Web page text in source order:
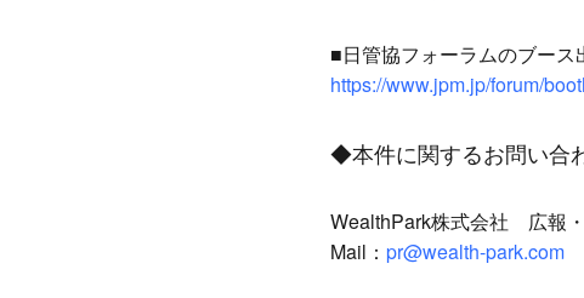
■日管協フォーラムのブー
https://www.jpm.jp/forum/
◆本件に関するお問い合
WealthPark株式会社 広報
Mail： pr@wealth-park.com